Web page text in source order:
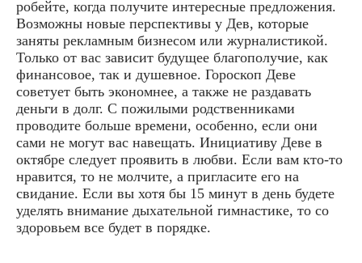
робейте, когда получите интересные предложения.
Возможны новые перспективы у Дев, которые
заняты рекламным бизнесом или журналистикой.
Только от вас зависит будущее благополучие, как
финансовое, так и душевное. Гороскоп Деве
советует быть экономнее, а также не раздавать
деньги в долг. С пожилыми родственниками
проводите больше времени, особенно, если они
сами не могут вас навещать. Инициативу Деве в
октябре следует проявить в любви. Если вам кто-то
нравится, то не молчите, а пригласите его на
свидание. Если вы хотя бы 15 минут в день будете
уделять внимание дыхательной гимнастике, то со
здоровьем все будет в порядке.